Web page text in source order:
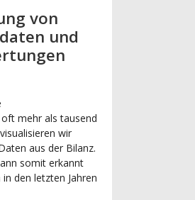
von
und
mehr als tausend
wir
aus der Bilanz.
somit erkannt
den letzten Jahren